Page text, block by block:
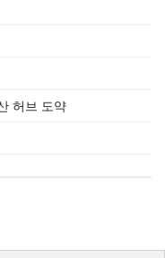
허브 도약